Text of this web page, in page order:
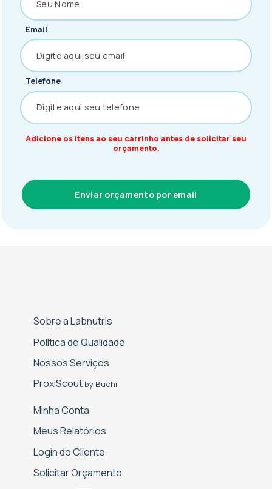
Email
Telefone
Adicione os itens ao seu carrinho antes de solicitar seu
orçamento.
Enviar orçamento por email
Sobre a Labnutris
Política de Qualidade
Nossos Serviços
Proxi­Scout by Buchi
Minha Conta
Meus Relatórios
Login do Cliente
Solicitar Orçamento